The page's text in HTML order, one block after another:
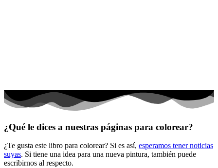
Halloween y otoño
Mandalas
Música e instrumentos musicales
Peluches y caballos
¿Qué le dices a nuestras páginas para colorear?
¿Te gusta este libro para colorear? Si es así, esperamos tener noticias
suyas. Si tiene una idea para una nueva pintura, también puede
escribirnos al respecto.